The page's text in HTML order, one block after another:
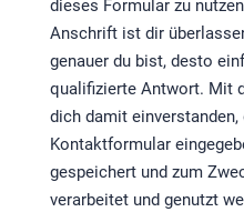
dieses Formular zu
Anschrift ist dir
genauer du bist, desto
qualifizierte Antwort. Mit
dich damit
Kontaktformular
gespeichert und zum
verarbeitet und genutzt